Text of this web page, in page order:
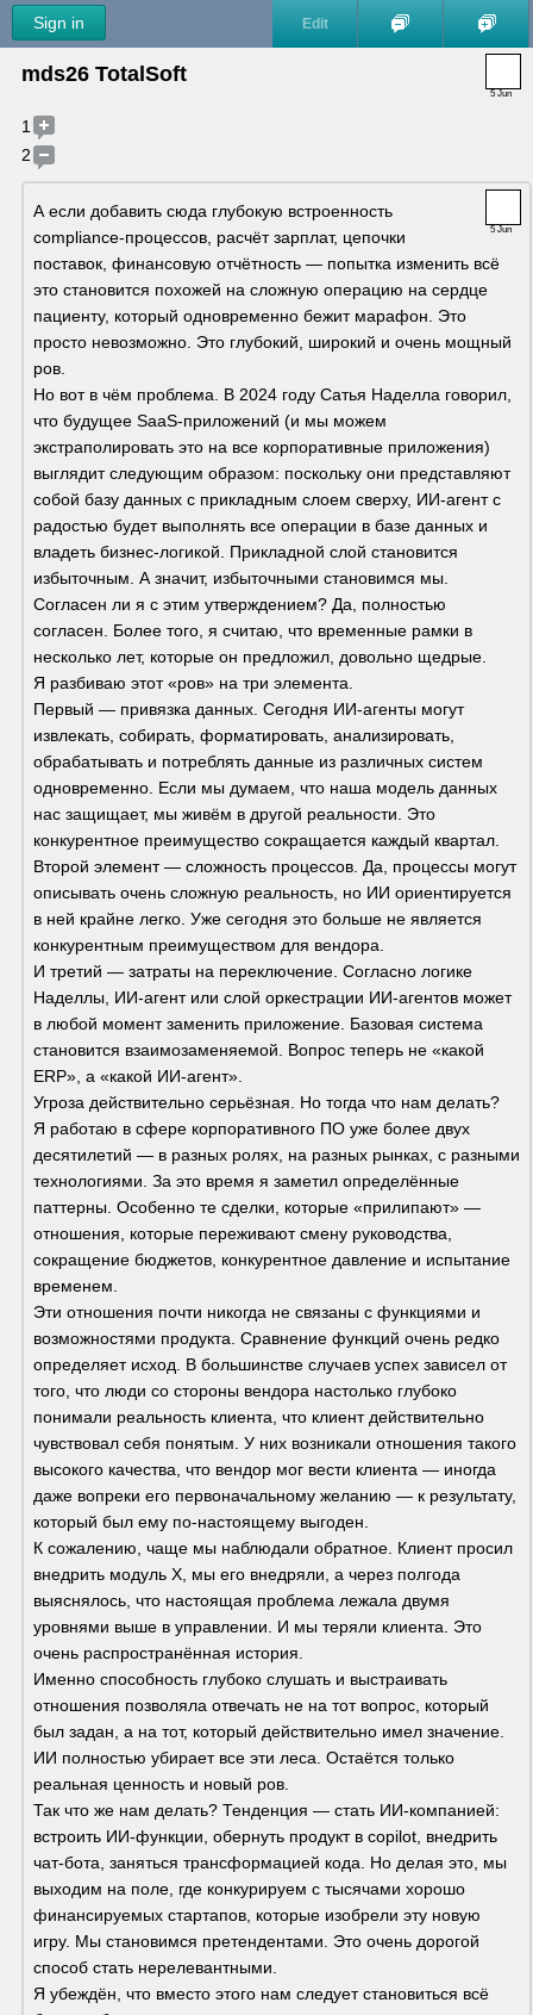
Sign in Edit
5 Jun
mds26 TotalSoft
1
2
5 Jun
А если добавить сюда глубокую встроенность
compliance-процессов, расчёт зарплат, цепочки
поставок, финансовую отчётность — попытка изменить всё
это становится похожей на сложную операцию на сердце
пациенту, который одновременно бежит марафон. Это
просто невозможно. Это глубокий, широкий и очень мощный
ров.
Но вот в чём проблема. В 2024 году Сатья Наделла говорил,
что будущее SaaS-приложений (и мы можем
экстраполировать это на все корпоративные приложения)
выглядит следующим образом: поскольку они представляют
собой базу данных с прикладным слоем сверху, ИИ-агент с
радостью будет выполнять все операции в базе данных и
владеть бизнес-логикой. Прикладной слой становится
избыточным. А значит, избыточными становимся мы.
Согласен ли я с этим утверждением? Да, полностью
согласен. Более того, я считаю, что временные рамки в
несколько лет, которые он предложил, довольно щедрые.
Я разбиваю этот «ров» на три элемента.
Первый — привязка данных. Сегодня ИИ-агенты могут
извлекать, собирать, форматировать, анализировать,
обрабатывать и потреблять данные из различных систем
одновременно. Если мы думаем, что наша модель данных
нас защищает, мы живём в другой реальности. Это
конкурентное преимущество сокращается каждый квартал.
Второй элемент — сложность процессов. Да, процессы могут
описывать очень сложную реальность, но ИИ ориентируется
в ней крайне легко. Уже сегодня это больше не является
конкурентным преимуществом для вендора.
И третий — затраты на переключение. Согласно логике
Наделлы, ИИ-агент или слой оркестрации ИИ-агентов может
в любой момент заменить приложение. Базовая система
становится взаимозаменяемой. Вопрос теперь не «какой
ERP», а «какой ИИ-агент».
Угроза действительно серьёзная. Но тогда что нам делать?
Я работаю в сфере корпоративного ПО уже более двух
десятилетий — в разных ролях, на разных рынках, с разными
технологиями. За это время я заметил определённые
паттерны. Особенно те сделки, которые «прилипают» —
отношения, которые переживают смену руководства,
сокращение бюджетов, конкурентное давление и испытание
временем.
Эти отношения почти никогда не связаны с функциями и
возможностями продукта. Сравнение функций очень редко
определяет исход. В большинстве случаев успех зависел от
того, что люди со стороны вендора настолько глубоко
понимали реальность клиента, что клиент действительно
чувствовал себя понятым. У них возникали отношения такого
высокого качества, что вендор мог вести клиента — иногда
даже вопреки его первоначальному желанию — к результату,
который был ему по-настоящему выгоден.
К сожалению, чаще мы наблюдали обратное. Клиент просил
внедрить модуль X, мы его внедряли, а через полгода
выяснялось, что настоящая проблема лежала двумя
уровнями выше в управлении. И мы теряли клиента. Это
очень распространённая история.
Именно способность глубоко слушать и выстраивать
отношения позволяла отвечать не на тот вопрос, который
был задан, а на тот, который действительно имел значение.
ИИ полностью убирает все эти леса. Остаётся только
реальная ценность и новый ров.
Так что же нам делать? Тенденция — стать ИИ-компанией:
встроить ИИ-функции, обернуть продукт в copilot, внедрить
чат-бота, заняться трансформацией кода. Но делая это, мы
выходим на поле, где конкурируем с тысячами хорошо
финансируемых стартапов, которые изобрели эту новую
игру. Мы становимся претендентами. Это очень дорогой
способ стать нерелевантными.
Я убеждён, что вместо этого нам следует становиться всё